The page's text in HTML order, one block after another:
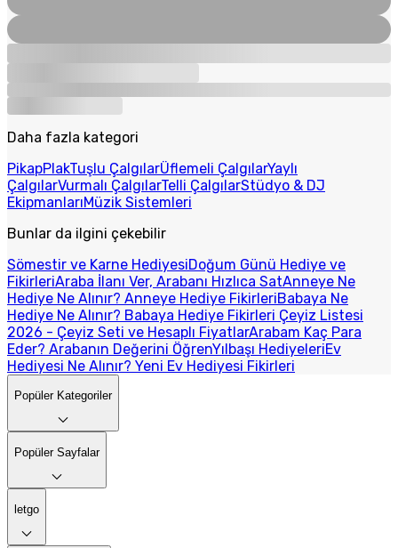
Daha fazla kategori
PikapPlakTuşlu ÇalgılarÜflemeli ÇalgılarYaylı
ÇalgılarVurmalı ÇalgılarTelli ÇalgılarStüdyo & DJ
EkipmanlarıMüzik Sistemleri
Bunlar da ilgini çekebilir
Sömestir ve Karne HediyesiDoğum Günü Hediye ve
FikirleriAraba İlanı Ver, Arabanı Hızlıca SatAnneye Ne
Hediye Ne Alınır? Anneye Hediye FikirleriBabaya Ne
Hediye Ne Alınır? Babaya Hediye Fikirleri Çeyiz Listesi
2026 - Çeyiz Seti ve Hesaplı FiyatlarArabam Kaç Para
Eder? Arabanın Değerini ÖğrenYılbaşı HediyeleriEv
Hediyesi Ne Alınır? Yeni Ev Hediyesi Fikirleri
Popüler Kategoriler
Popüler Sayfalar
letgo